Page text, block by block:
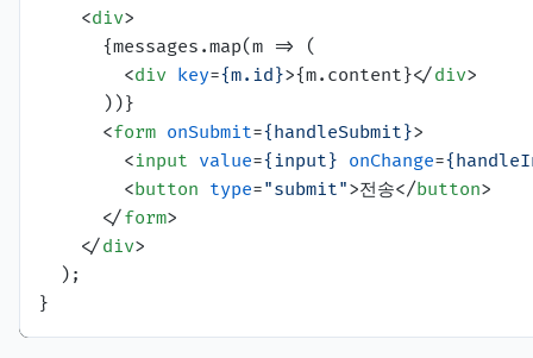
<div>
      {messages.map(m => (
<div key={m.id}>{m.content}</div>
      ))}
<form onSubmit={handleSubmit}>
<input value={input} onChange=
<button type="submit">전송</button>
</form>
</div>
  );